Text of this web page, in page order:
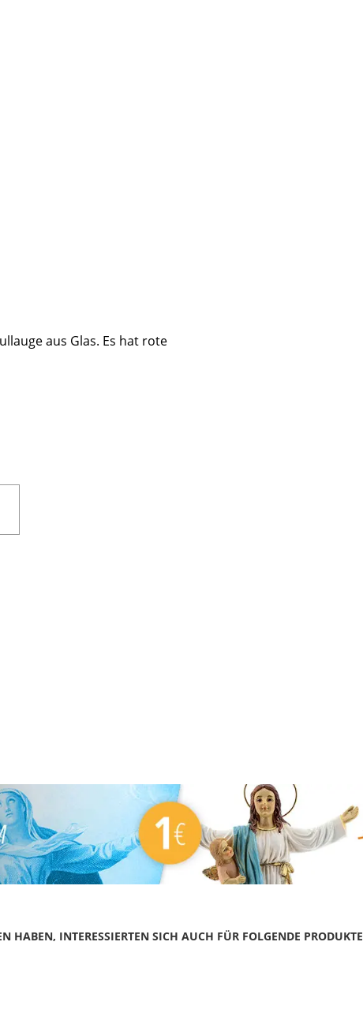
aus Glas. Es hat rote
HABEN, INTERESSIERTEN SICH AUCH FÜR FOLGENDE PRODUKTE